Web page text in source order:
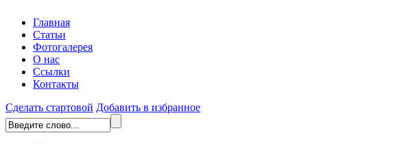
Главная
Статьи
Фотогалерея
О нас
Ссылки
Контакты
Сделать стартовой Добавить в избранное